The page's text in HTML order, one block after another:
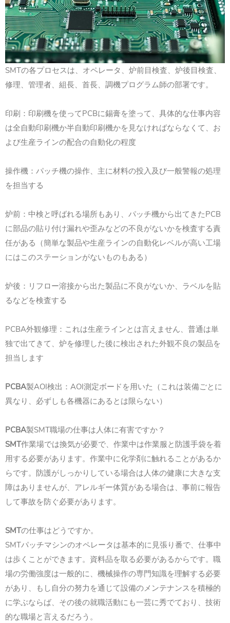
SMTの各プロセスは、オペレータ、炉前目検査、炉後目検査、
修理、管理者、組長、首長、調機プログラム師の部署です。
印刷：印刷機を使ってPCBに錫膏を塗って、具体的な仕事内容
は全自動印刷機か半自動印刷機かを見なければならなくて、お
よび生産ラインの配合の自動化の程度
操作機：パッチ機の操作、主に材料の投入及び一般警報の処理
を担当する
炉前：中検と呼ばれる場所もあり、パッチ機から出てきたPCB
に部品の貼り付け漏れや歪みなどの不良がないかを検査する責
任がある（簡単な製品や生産ラインの自動化レベルが高い工場
にはこのステーションがないものもある）
炉後：リフロー溶接から出た製品に不良がないか、ラベルを貼
るなどを検査する
PCBA外観修理：これは生産ラインとは言えません、普通は単
独で出てきて、炉を修理した後に検出された外観不良の製品を
担当します
PCBA製AOI検出：AOI測定ボードを用いた（これは装備ごとに
異なり、必ずしも各機器にあるとは限らない）
PCBA製SMT職場の仕事は人体に有害ですか？
SMT作業場では換気が必要で、作業中は作業服と防護手袋を着
用する必要があります。作業中に化学剤に触れることがあるか
らです。防護がしっかりしている場合は人体の健康に大きな支
障はありませんが、アレルギー体質がある場合は、事前に報告
して事故を防ぐ必要があります。
SMTの仕事はどうですか。
SMTパッチマシンのオペレータは基本的に見張り番で、仕事中
は歩くことができます。資料品を取る必要があるからです。職
場の労働強度は一般的に、機械操作の専門知識を理解する必要
があり、もし自分の努力を通じて設備のメンテナンスを積極的
に学ぶならば、その後の就職活動にも一芸に秀でており、技術
的な職場と言えるだろう。